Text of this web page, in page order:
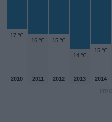
17 ℃
16 ℃ 15 ℃
14 ℃
15 ℃
2010 2011 2012 2013 2014